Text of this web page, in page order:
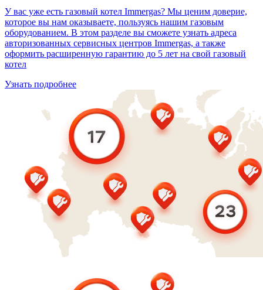
У вас уже есть газовый котел Immergas? Мы ценим доверие,
которое вы нам оказываете, пользуясь нашим газовым
оборудованием. В этом разделе вы сможете узнать адреса
авторизованных сервисных центров Immergas, а также
оформить расширенную гарантию до 5 лет на свой газовый
котел
Узнать подробнее